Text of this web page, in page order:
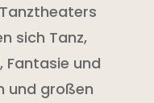
sich Tanz,
Fantasie und
und großen